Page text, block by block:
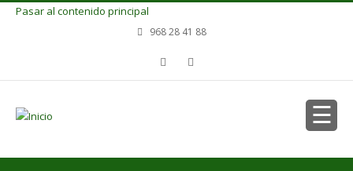
Pasar al contenido principal
968 28 41 88